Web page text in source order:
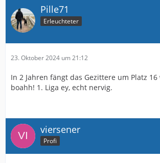
Pille71
Erleuchteter
23. Oktober 2024 um 21:12
In 2 Jahren fängt das Gezittere um Platz
boahh! 1. Liga ey, echt nervig.
viersener
Profi